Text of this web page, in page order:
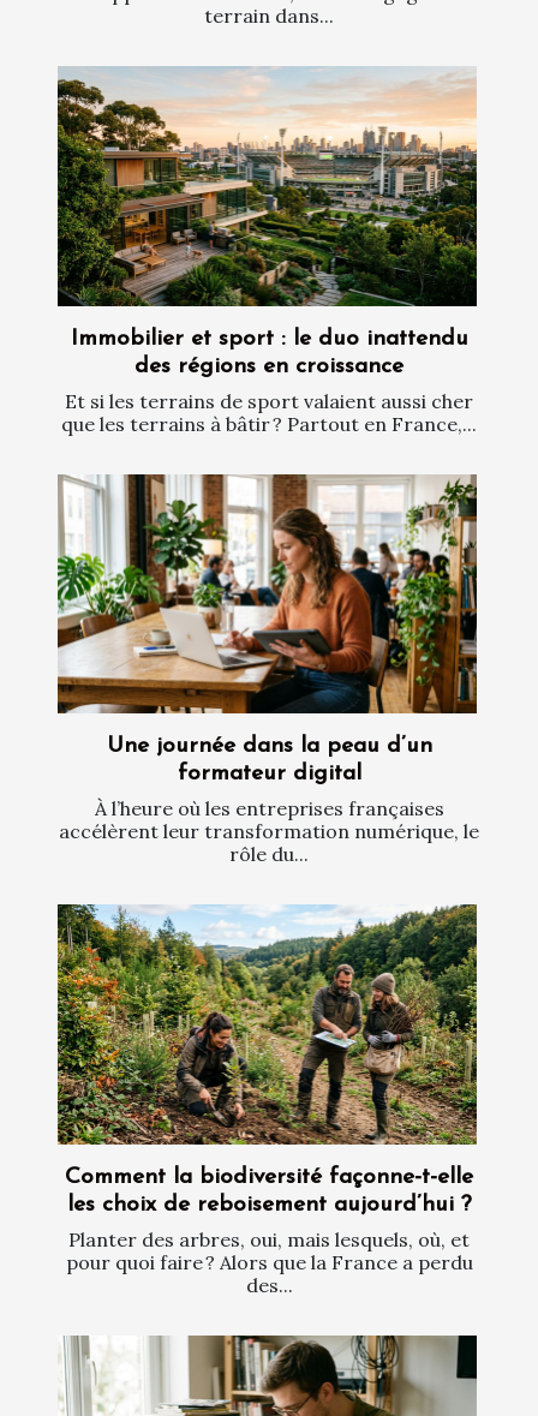
terrain dans...
Immobilier et sport : le duo inattendu
des régions en croissance
Et si les terrains de sport valaient aussi cher
que les terrains à bâtir ? Partout en France,...
Une journée dans la peau d’un
formateur digital
À l’heure où les entreprises françaises
accélèrent leur transformation numérique, le
rôle du...
Comment la biodiversité façonne-t-elle
les choix de reboisement aujourd’hui ?
Planter des arbres, oui, mais lesquels, où, et
pour quoi faire ? Alors que la France a perdu
des...